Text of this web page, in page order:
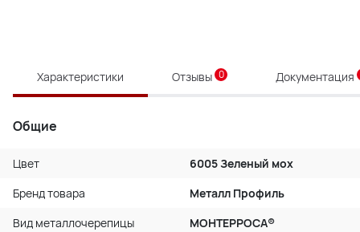
Характеристики Отзывы 0 Документация
Общие
Цвет
6005 Зеленый мох
Бренд товара
Металл Профиль
Вид металлочерепицы
МОНТЕРРОСА®